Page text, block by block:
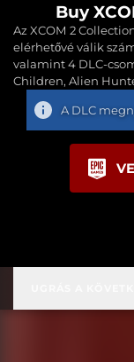
Buy
Az XCOM 2
elérhetővé válik
valamint 4 DLC-
Children, Alien
A DLC